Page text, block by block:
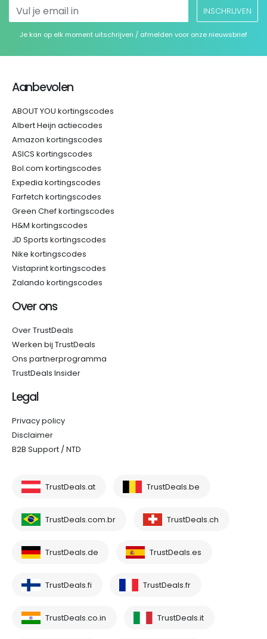
INSCHRIJVEN
Je kan op elk moment uitschrijven / afmelden voor onze nieuwsbrief
Aanbevolen
ABOUT YOU kortingscodes
Albert Heijn actiecodes
Amazon kortingscodes
ASICS kortingscodes
Bol.com kortingscodes
Expedia kortingscodes
Farfetch kortingscodes
Green Chef kortingscodes
H&M kortingscodes
JD Sports kortingscodes
Nike kortingscodes
Vistaprint kortingscodes
Zalando kortingscodes
Over ons
Over TrustDeals
Werken bij TrustDeals
Ons partnerprogramma
TrustDeals Insider
Legal
Privacy policy
Disclaimer
B2B Support / NTD
TrustDeals.at TrustDeals.be
TrustDeals.com.br TrustDeals.ch
TrustDeals.de TrustDeals.es
TrustDeals.fi TrustDeals.fr
TrustDeals.co.in TrustDeals.it